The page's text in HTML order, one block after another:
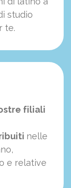
studio
te.
filiali
nelle
e relative